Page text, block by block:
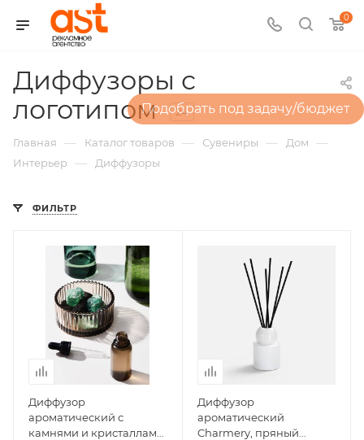
0
Подобрать под задачу/бюджет
Диффузоры с
логотипом
24
Главная — Каталог товаров — Сувениры — Дом —
Интерьер — Диффузоры
ФИЛЬТР
Диффузор
ароматический с
камнями и кристаллами
Диффузор
ароматический
Charmery, пряный